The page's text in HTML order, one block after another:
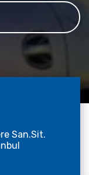
San.Sit.